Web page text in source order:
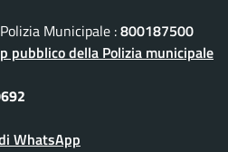
Municipale :800187500
pubblico della Polizia municipale
WhatsApp